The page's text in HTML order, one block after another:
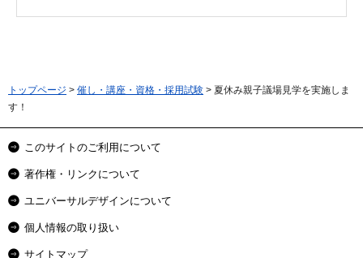
トップページ > 催し・講座・資格・採用試験 > 夏休み親子議場見学を実施しま
す！
このサイトのご利用について
著作権・リンクについて
ユニバーサルデザインについて
個人情報の取り扱い
サイトマップ